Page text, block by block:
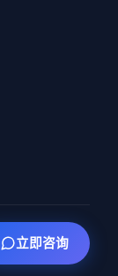
案
立即咨询